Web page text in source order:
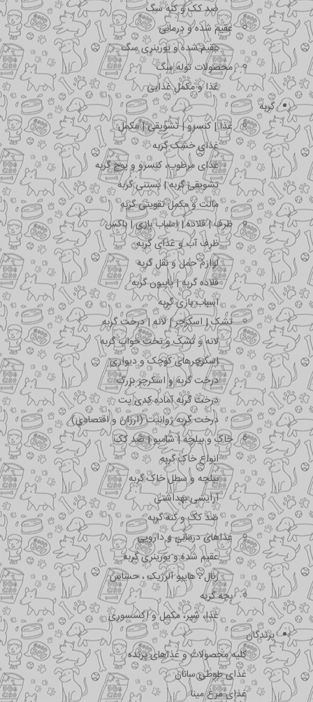
ضد کک و کنه سگ
عقیم شده و درمانی
عقیم شده و یورینری سگ
محصولات توله سگ
غذا و مکمل غذایی
گربه
غذا | کنسرو | تشویقی | مکمل
غذای خشک گربه
غذای مرطوب، کنسرو و پوچ گربه
تشویقی گربه | بستنی گربه
مالت و مکمل تقویتی گربه
ظرف | قلاده | اسباب بازی | باکس
ظرف آب و غذای گربه
لوازم حمل و نقل گربه
قلاده گربه | پاپیون گربه
اسباب بازی گربه
تشک | اسکرچر | لانه | درخت گربه
لانه و تشک و تخت خواب گربه
اسکرچرهای کوچک و دیواری
درخت گربه و اسکرچر بزرگ
درخت گربه آماده کدی پت
درخت گربه ژوانیت (ارزان و اقتصادی)
خاک و بیلچه | شامپو | ضد کک
انواع خاک گربه
بیلچه و سطل خاک گربه
آرایشی بهداشتی
ضد کک و کنه گربه
غذاهای درمانی و دارویی
عقیم شده و یورینری گربه
رنال ، هایپو آلرژیک ، حساس
بچه گربه
غذا، شیر، مکمل و اکسسوری
پرندگان
کلیه محصولات و غذاهای پرنده
غذای طوطی سانان
غذای مرغ مینا